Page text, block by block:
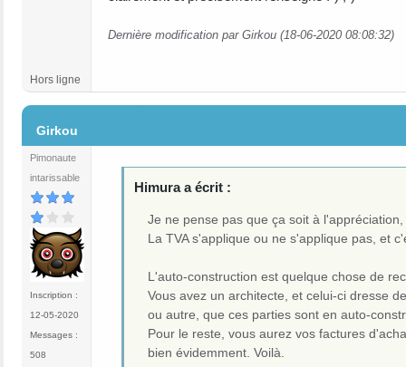
Dernière modification par Girkou (18-06-2020 08:08:32)
Hors ligne
Girkou
Pimonaute
intarissable
Inscription :
12-05-2020
Messages :
508
Himura a écrit :
Je ne pense pas que ça soit à
La TVA s'applique ou ne s'applique pas, et
L'auto-construction est quelque chose de
Vous avez un architecte, et celui-ci dresse
ou autre, que ces parties sont en auto-
Pour le reste, vous aurez vos factures
bien évidemment. Voilà.